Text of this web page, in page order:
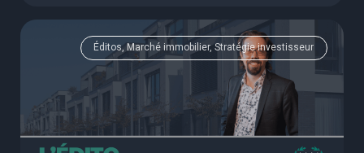
Éditos, Marché immobilier, Stratégie investisseur